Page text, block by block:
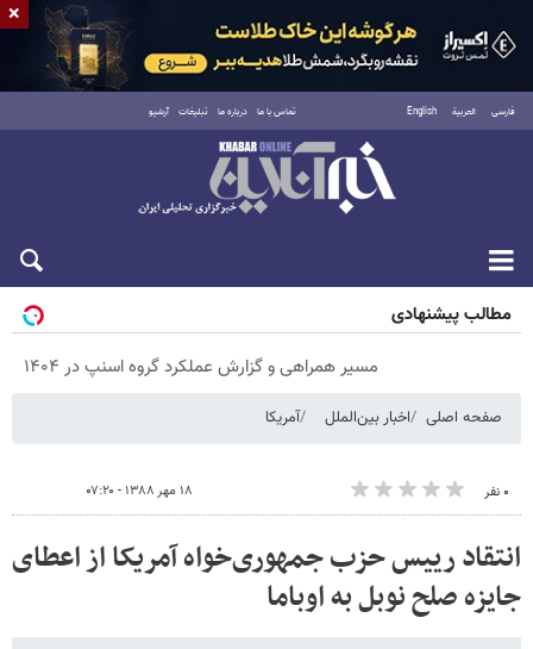
فارسی العربية English تماس با ما درباره ما تبلیغات آرشیو
جمعه ۱۶ مرداد ۱۴۰۵
مطالب پیشنهادی
مسیر همراهی و گزارش عملکرد گروه اسنپ در ۱۴۰۴
صفحه اصلی اخبار بین‌الملل آمریکا
۰ نفر ۱۸ مهر ۱۳۸۸ - ۰۷:۲۰
انتقاد رییس حزب جمهوری‌خواه آمریکا از اعطای
جایزه صلح نوبل به اوباما
×